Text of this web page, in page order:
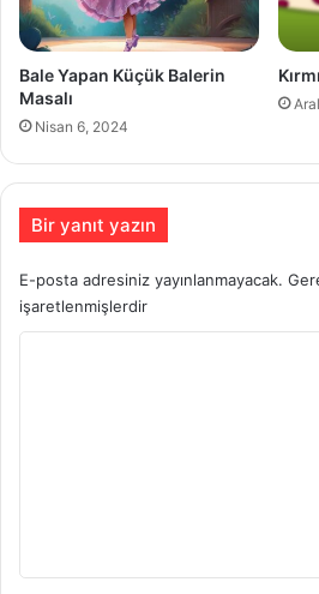
Bale Yapan Küçük Balerin
Masalı
Nisan 6, 2024
Bir yanıt yazın
E-posta adresiniz yayınlanmayacak.
işaretlenmişlerdir